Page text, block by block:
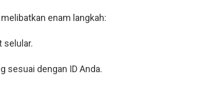
enam langkah:
selular.
sesuai dengan ID Anda.